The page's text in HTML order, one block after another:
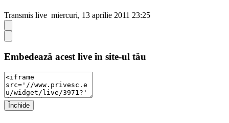
Transmis live miercuri, 13 aprilie 2011 23:25
Embedează acest live în site-ul tău
Închide